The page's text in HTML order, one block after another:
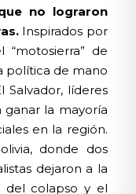
no lograron
Inspirados por
de
política de mano
Salvador, líderes
ganar la mayoría
en la región.
donde dos
dejaron a la
del colapso y el